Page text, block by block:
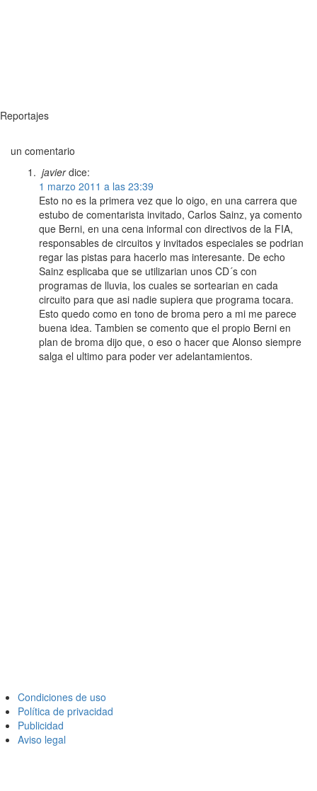
Reportajes
un comentario
javier dice:
1 marzo 2011 a las 23:39
Esto no es la primera vez que lo oigo, en una carrera que
estubo de comentarista invitado, Carlos Sainz, ya comento
que Berni, en una cena informal con directivos de la FIA,
responsables de circuitos y invitados especiales se podrian
regar las pistas para hacerlo mas interesante. De echo
Sainz esplicaba que se utilizarian unos CD´s con
programas de lluvia, los cuales se sortearian en cada
circuito para que asi nadie supiera que programa tocara.
Esto quedo como en tono de broma pero a mi me parece
buena idea. Tambien se comento que el propio Berni en
plan de broma dijo que, o eso o hacer que Alonso siempre
salga el ultimo para poder ver adelantamientos.
Condiciones de uso
Política de privacidad
Publicidad
Aviso legal